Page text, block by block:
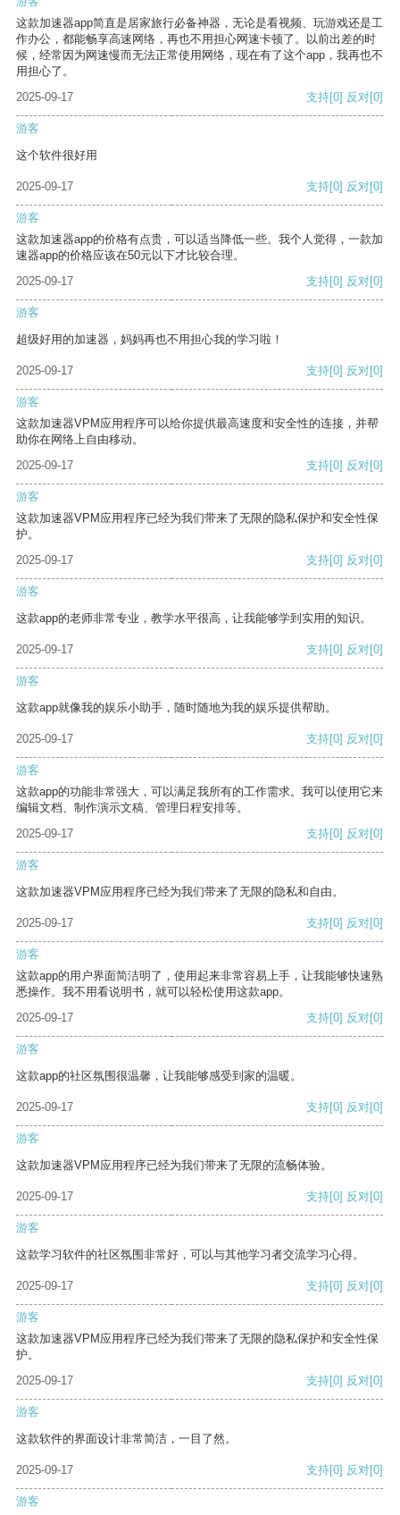
这款加速器app简直是居家旅行必备神器，无论是看视频、玩游戏还是工
作办公，都能畅享高速网络，再也不用担心网速卡顿了。以前出差的时
候，经常因为网速慢而无法正常使用网络，现在有了这个app，我再也不
用担心了。
2025-09-17
支持[0] 反对[0]
游客
这个软件很好用
2025-09-17 支持[0] 反对[0]
游客
这款加速器app的价格有点贵，可以适当降低一些。我个人觉得，一款加
速器app的价格应该在50元以下才比较合理。
2025-09-17
支持[0] 反对[0]
游客
超级好用的加速器，妈妈再也不用担心我的学习啦！
2025-09-17 支持[0] 反对[0]
游客
这款加速器VPM应用程序可以给你提供最高速度和安全性的连接，并帮
助你在网络上自由移动。
2025-09-17
支持[0] 反对[0]
游客
这款加速器VPM应用程序已经为我们带来了无限的隐私保护和安全性保
护。
2025-09-17
支持[0] 反对[0]
游客
这款app的老师非常专业，教学水平很高，让我能够学到实用的知识。
2025-09-17 支持[0] 反对[0]
游客
这款app就像我的娱乐小助手，随时随地为我的娱乐提供帮助。
2025-09-17 支持[0] 反对[0]
游客
这款app的功能非常强大，可以满足我所有的工作需求。我可以使用它来
编辑文档、制作演示文稿、管理日程安排等。
2025-09-17
支持[0] 反对[0]
游客
这款加速器VPM应用程序已经为我们带来了无限的隐私和自由。
2025-09-17 支持[0] 反对[0]
游客
这款app的用户界面简洁明了，使用起来非常容易上手，让我能够快速熟
悉操作。我不用看说明书，就可以轻松使用这款app。
2025-09-17
支持[0] 反对[0]
游客
这款app的社区氛围很温馨，让我能够感受到家的温暖。
2025-09-17 支持[0] 反对[0]
游客
这款加速器VPM应用程序已经为我们带来了无限的流畅体验。
2025-09-17 支持[0] 反对[0]
游客
这款学习软件的社区氛围非常好，可以与其他学习者交流学习心得。
2025-09-17 支持[0] 反对[0]
游客
这款加速器VPM应用程序已经为我们带来了无限的隐私保护和安全性保
护。
2025-09-17
支持[0] 反对[0]
游客
这款软件的界面设计非常简洁，一目了然。
2025-09-17 支持[0] 反对[0]
游客